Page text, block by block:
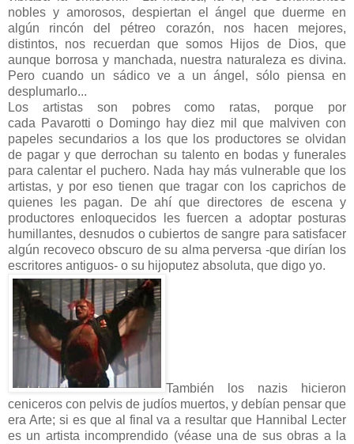
nobles y amorosos, despiertan el ángel que duerme en
algún rincón del pétreo corazón, nos hacen mejores,
distintos, nos recuerdan que somos Hijos de Dios, que
aunque borrosa y manchada, nuestra naturaleza es divina.
Pero cuando un sádico ve a un ángel, sólo piensa en
desplumarlo...
Los artistas son pobres como ratas, porque por
cada Pavarotti o Domingo hay diez mil que malviven con
papeles secundarios a los que los productores se olvidan
de pagar y que derrochan su talento en bodas y funerales
para calentar el puchero. Nada hay más vulnerable que los
artistas, y por eso tienen que tragar con los caprichos de
quienes les pagan. De ahí que directores de escena y
productores enloquecidos les fuercen a adoptar posturas
humillantes, desnudos o cubiertos de sangre para satisfacer
algún recoveco obscuro de su alma perversa -que dirían los
escritores antiguos- o su hijoputez absoluta, que digo yo.
También los nazis hicieron
ceniceros con pelvis de judíos muertos, y debían pensar que
era Arte; si es que al final va a resultar que Hannibal Lecter
es un artista incomprendido (véase una de sus obras a la